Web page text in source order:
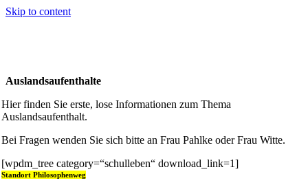
Skip to content
Auslandsaufenthalte
Hier finden Sie erste, lose Informationen zum Thema
Auslandsaufenthalt.
Bei Fragen wenden Sie sich bitte an Frau Pahlke oder Frau Witte.
[wpdm_tree category=“schulleben“ download_link=1]
Standort Philosophenweg